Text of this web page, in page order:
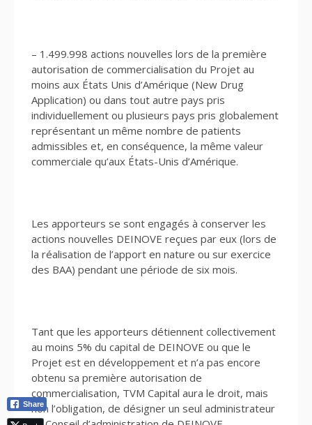
– 1.499.998 actions nouvelles lors de la première
autorisation de commercialisation du Projet au
moins aux États Unis d’Amérique (New Drug
Application) ou dans tout autre pays pris
individuellement ou plusieurs pays pris globalement
représentant un même nombre de patients
admissibles et, en conséquence, la même valeur
commerciale qu’aux États-Unis d’Amérique.
Les apporteurs se sont engagés à conserver les
actions nouvelles DEINOVE reçues par eux (lors de
la réalisation de l’apport en nature ou sur exercice
des BAA) pendant une période de six mois.
Tant que les apporteurs détiennent collectivement
au moins 5% du capital de DEINOVE ou que le
Projet est en développement et n’a pas encore
obtenu sa première autorisation de
commercialisation, TVM Capital aura le droit, mais
non l’obligation, de désigner un seul administrateur
Share